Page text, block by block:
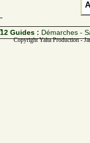
12 Guides : Démarches -
Copyright Yalta Production -